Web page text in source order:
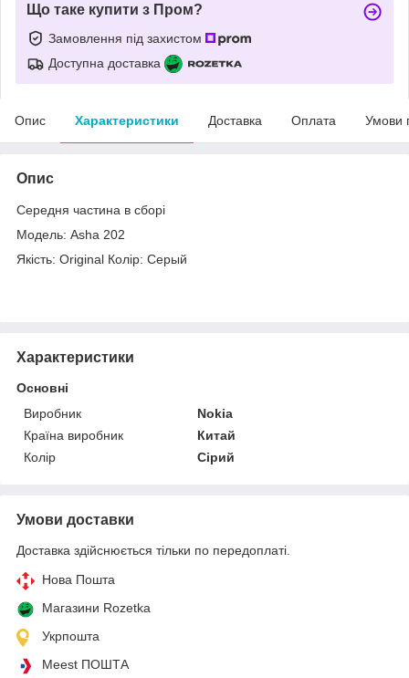
Що таке купити з Пром?
Замовлення під захистом
Доступна доставка
Опис Характеристики Доставка Оплата Умови
Опис
Середня частина в сборі
Модель: Asha 202
Якість: Original Колір: Серый
Характеристики
Основні
Виробник
Nokia
Країна виробник
Китай
Колір
Сірий
Умови доставки
Доставка здійснюється тільки по передоплаті.
Нова Пошта
Магазини Rozetka
Укрпошта
Meest ПОШТА